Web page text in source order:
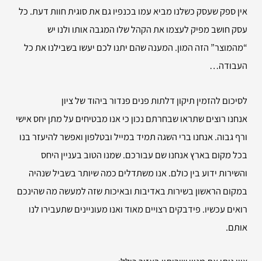
אין ספק שעסק כשלנו מביא עמו בכנפיו גם את סוגית חוות דעת. כל
עסק חושב מפיק לעצמו את הקהל שלו המגבה אותו ולנו יש
“מהמוצר” הזה המון. המענה שהם יתנו לכם יעשו בשבילנו את כל
העבודה…
לסיכום להזמין תיקון דלתות פנים פנדור ביהוד של ציון
אנחנו רוצים שתראו שבחרתם נכון כי אנו מבטיחים על מתן יחס אישי
ורף גבוה. אנחנו ברי השגה תמיד במייל ובטלפון ואפשר להיעזר בנו
בכל מקום בארץ אנחנו שם עבורכם. שמנו הטוב בעניין היחס
והשירות ידוע בין כולם. אנו משתדלים כמה שיותר בשביל שנהיה
במקום הראשון בשירות באדיבות ובאיכות שזה למעשה מה שהינכם
רואים עכשיו. פידבקים רצויים מאוד ואנו מעוניינים שתעבירו לנו
אותם.